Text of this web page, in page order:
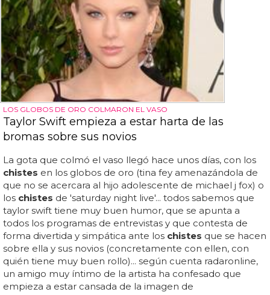
LOS GLOBOS DE ORO COLMARON EL VASO
Taylor Swift empieza a estar harta de las
bromas sobre sus novios
La gota que colmó el vaso llegó hace unos días, con los
chistes en los globos de oro (tina fey amenazándola de
que no se acercara al hijo adolescente de michael j fox) o
los chistes de 'saturday night live'... todos sabemos que
taylor swift tiene muy buen humor, que se apunta a
todos los programas de entrevistas y que contesta de
forma divertida y simpática ante los chistes que se hacen
sobre ella y sus novios (concretamente con ellen, con
quién tiene muy buen rollo)... según cuenta radaronline,
un amigo muy íntimo de la artista ha confesado que
empieza a estar cansada de la imagen de